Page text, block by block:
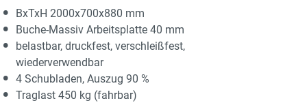
BxTxH 2000x700x880 mm
Buche-Massiv Arbeitsplatte 40 mm
belastbar, druckfest, verschleißfest,
wiederverwendbar
4 Schubladen, Auszug 90 %
Traglast 450 kg (fahrbar)